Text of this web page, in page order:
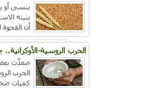
ينسى أو
بنيته
أن الفجوة
الحرب الروسية-
صعدَّت بعض
الحرب
كميات